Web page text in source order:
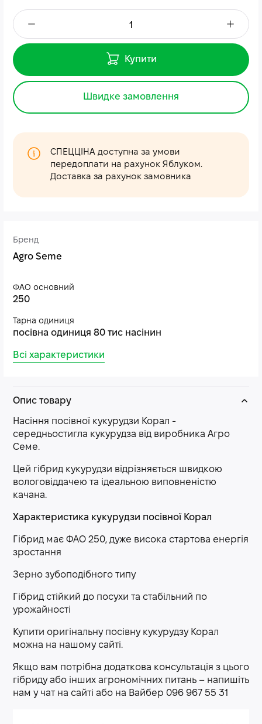
Бренд
Agro Seme
ФАО основний
250
Тарна одиниця
посівна одиниця 80 тис насінин
Всі характеристики
Купити
Швидке замовлення
СПЕЦЦІНА доступна за умови
передоплати на рахунок Яблуком.
Доставка за рахунок замовника
Опис товару
Насіння посівної кукурудзи Корал -
середньостигла кукурудза від виробника Агро
Семе.
Цей гібрид кукурудзи відрізняється швидкою
вологовіддачею та ідеальною виповненістю
качана.
Характеристика кукурудзи посівної Корал
Гібрид має ФАО 250, дуже висока стартова енергія
зростання
Зерно зубоподібного типу
Гібрид стійкий до посухи та стабільний по
урожайності
Купити оригінальну посівну кукурудзу Корал
можна на нашому сайті.
Якщо вам потрібна додаткова консультація з цього
гібриду або інших агрономічних питань – напишіть
нам у чат на сайті або на Вайбер 096 967 55 31